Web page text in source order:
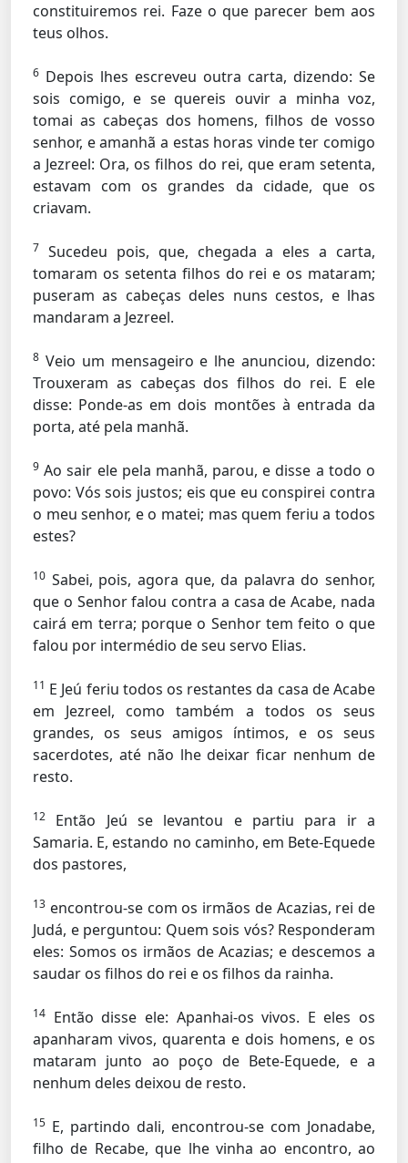
constituiremos rei. Faze o que parecer bem aos
teus olhos.
6 Depois lhes escreveu outra carta, dizendo: Se
sois comigo, e se quereis ouvir a minha voz,
tomai as cabeças dos homens, filhos de vosso
senhor, e amanhã a estas horas vinde ter comigo
a Jezreel: Ora, os filhos do rei, que eram setenta,
estavam com os grandes da cidade, que os
criavam.
7 Sucedeu pois, que, chegada a eles a carta,
tomaram os setenta filhos do rei e os mataram;
puseram as cabeças deles nuns cestos, e lhas
mandaram a Jezreel.
8 Veio um mensageiro e lhe anunciou, dizendo:
Trouxeram as cabeças dos filhos do rei. E ele
disse: Ponde-as em dois montões à entrada da
porta, até pela manhã.
9 Ao sair ele pela manhã, parou, e disse a todo o
povo: Vós sois justos; eis que eu conspirei contra
o meu senhor, e o matei; mas quem feriu a todos
estes?
10 Sabei, pois, agora que, da palavra do senhor,
que o Senhor falou contra a casa de Acabe, nada
cairá em terra; porque o Senhor tem feito o que
falou por intermédio de seu servo Elias.
11 E Jeú feriu todos os restantes da casa de Acabe
em Jezreel, como também a todos os seus
grandes, os seus amigos íntimos, e os seus
sacerdotes, até não lhe deixar ficar nenhum de
resto.
12
Então Jeú se levantou e partiu para ir a
Samaria. E, estando no caminho, em Bete-Equede
dos pastores,
13 encontrou-se com os irmãos de Acazias, rei de
Judá, e perguntou: Quem sois vós? Responderam
eles: Somos os irmãos de Acazias; e descemos a
saudar os filhos do rei e os filhos da rainha.
14 Então disse ele: Apanhai-os vivos. E eles os
apanharam vivos, quarenta e dois homens, e os
mataram junto ao poço de Bete-Equede, e a
nenhum deles deixou de resto.
15 E, partindo dali, encontrou-se com Jonadabe,
filho de Recabe, que lhe vinha ao encontro, ao